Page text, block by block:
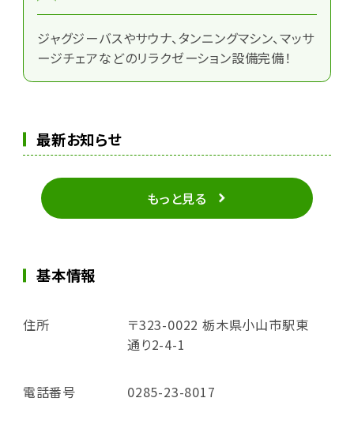
ジャグジーバスやサウナ、タンニングマシン、マッサ
ージチェアなどのリラクゼーション設備完備！
最新お知らせ
もっと見る
基本情報
住所
〒323-0022 栃木県小山市駅東
通り2-4-1
電話番号 0285-23-8017